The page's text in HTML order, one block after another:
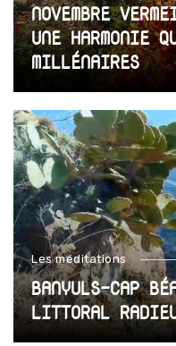
NOVEMBRE
UNE HARMONIE
MILLÉNAIRES
Les méditations
BANYULS-CAP
LITTORAL